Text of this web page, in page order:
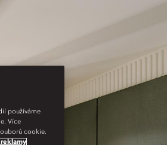
používáme
Více
cookie.